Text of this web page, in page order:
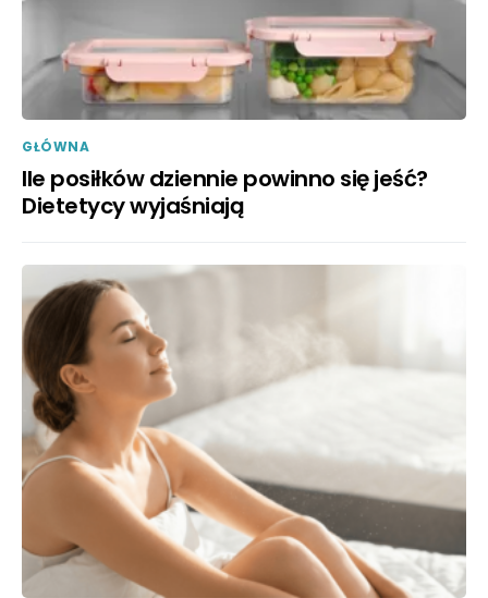
GŁÓWNA
Ile posiłków dziennie powinno się jeść?
Dietetycy wyjaśniają